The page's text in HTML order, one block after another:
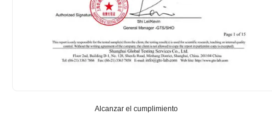
Alcanzar el cumplimiento